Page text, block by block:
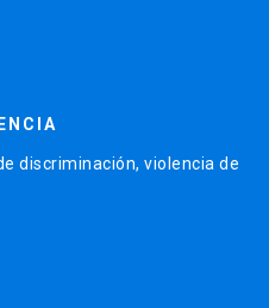
discriminación, violencia de